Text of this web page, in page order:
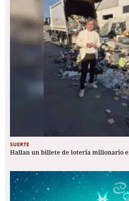
SUERTE
Hallan un billete de lotería millonario